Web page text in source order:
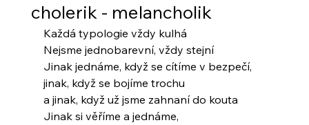
cholerik - melancholik
Každá typologie vždy kulhá
Nejsme jednobarevní, vždy stejní
Jinak jednáme, když se cítíme v bezpečí,
jinak, když se bojíme trochu
a jinak, když už jsme zahnaní do kouta
Jinak si věříme a jednáme,